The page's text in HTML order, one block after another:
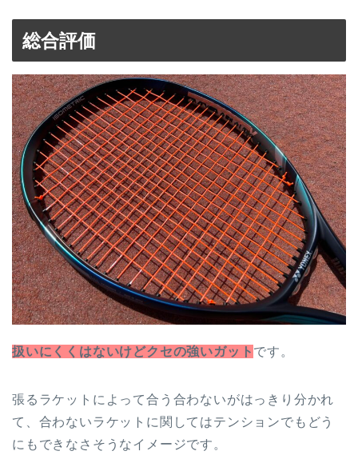
総合評価
扱いにくくはないけどクセの強いガット です。
張るラケットによって合う合わないがはっきり分かれ
て、合わないラケットに関してはテンションでもどう
にもできなさそうなイメージです。